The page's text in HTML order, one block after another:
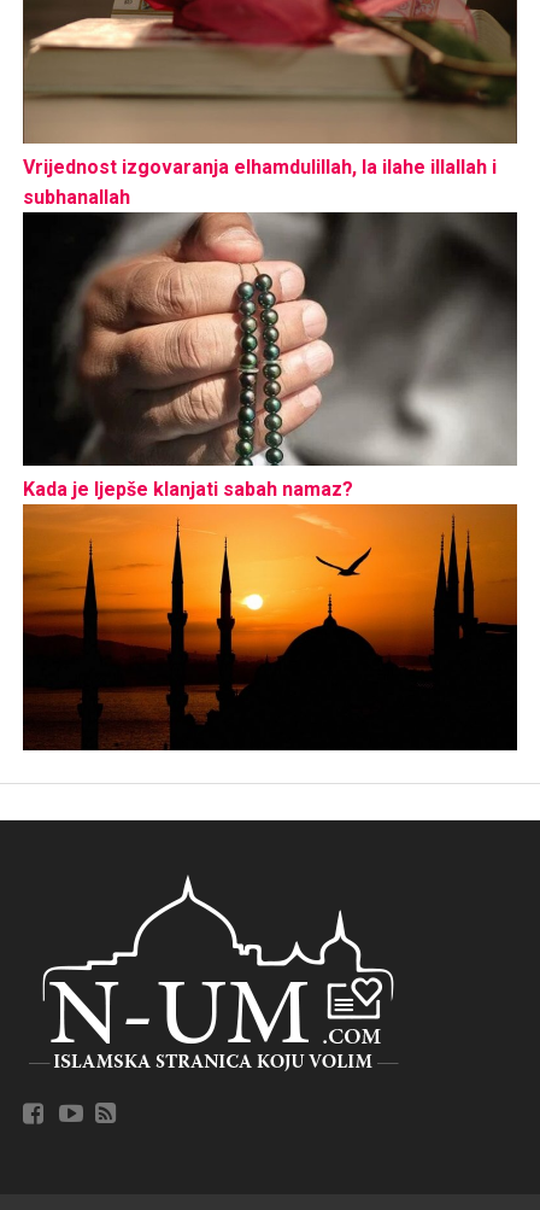
Vrijednost izgovaranja elhamdulillah, la ilahe illallah i
subhanallah
Kada je ljepše klanjati sabah namaz?